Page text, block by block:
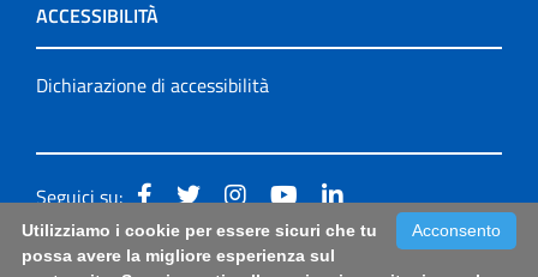
ACCESSIBILITÀ
Dichiarazione di accessibilità
Seguici su:
Accessibilità: form di segnalazione di prima istanza per
Acconsento
Utilizziamo i cookie per essere sicuri che tu
possa avere la migliore esperienza sul